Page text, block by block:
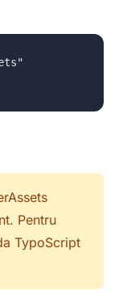
Pentru
TypoScript